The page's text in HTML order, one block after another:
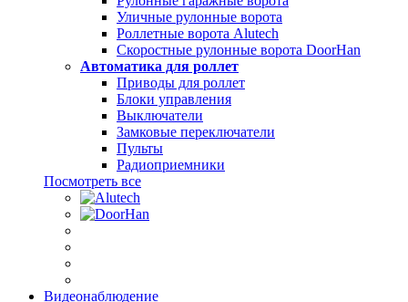
Уличные рулонные ворота
Роллетные ворота Alutech
Скоростные рулонные ворота DoorHan
Автоматика для роллет
Приводы для роллет
Блоки управления
Выключатели
Замковые переключатели
Пульты
Радиоприемники
Посмотреть все
Видеонаблюдение